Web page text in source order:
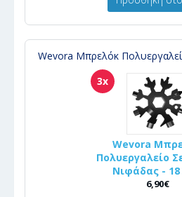
Wevora Μπρελόκ
3x
Wevora
Πολυεργαλείο
Νιφάδας - 18
6,90€